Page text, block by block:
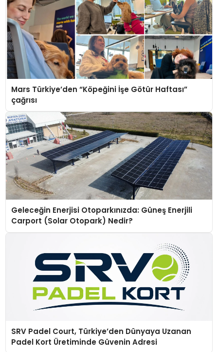
Mars Türkiye’den “Köpeğini İşe Götür Haftası”
çağrısı
Geleceğin Enerjisi Otoparkınızda: Güneş Enerjili
Carport (Solar Otopark) Nedir?
SRV Padel Court, Türkiye’den Dünyaya Uzanan
Padel Kort Üretiminde Güvenin Adresi